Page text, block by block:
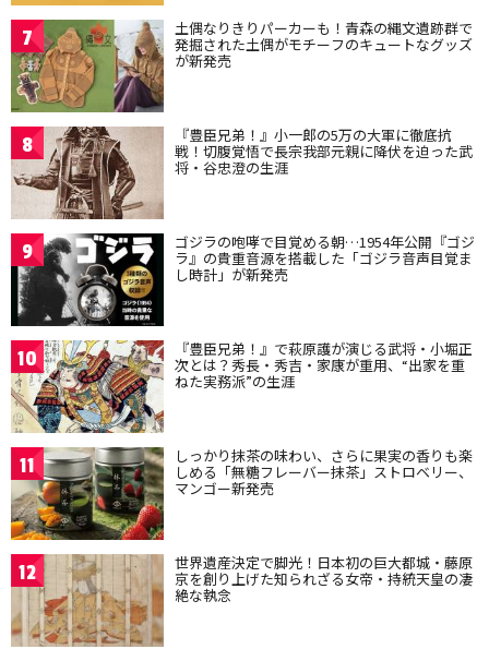
7 土偶なりきりパーカーも！青森の縄文遺跡群で
発掘された土偶がモチーフのキュートなグッズ
が新発売
8 『豊臣兄弟！』小一郎の5万の大軍に徹底抗
戦！切腹覚悟で長宗我部元親に降伏を迫った武
将・谷忠澄の生涯
9 ゴジラの咆哮で目覚める朝…1954年公開『ゴジ
ラ』の貴重音源を搭載した「ゴジラ音声目覚ま
し時計」が新発売
10 『豊臣兄弟！』で萩原護が演じる武将・小堀正
次とは？秀長・秀吉・家康が重用、“出家を重
ねた実務派”の生涯
11 しっかり抹茶の味わい、さらに果実の香りも楽
しめる「無糖フレーバー抹茶」ストロベリー、
マンゴー新発売
12 世界遺産決定で脚光！日本初の巨大都城・藤原
京を創り上げた知られざる女帝・持統天皇の凄
絶な執念